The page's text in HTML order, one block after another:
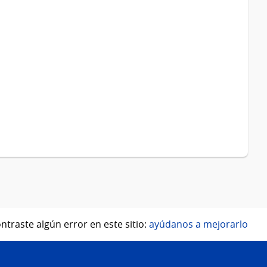
algún error en este sitio: ayúdanos a mejorarlo